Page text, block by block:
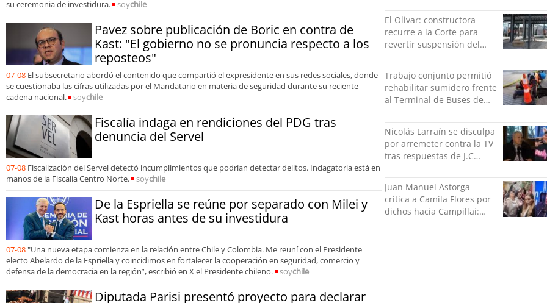
su ceremonia de investidura.
soychile
Pavez sobre publicación de Boric en contra de
Kast: "El gobierno no se pronuncia respecto a los
reposteos"
07-08 El subsecretario abordó el contenido que compartió el expresidente en sus redes sociales, donde
se cuestionaba las cifras utilizadas por el Mandatario en materia de seguridad durante su reciente
cadena nacional.
soychile
Fiscalía indaga en rendiciones del PDG tras
denuncia del Servel
07-08 Fiscalización del Servel detectó incumplimientos que podrían detectar delitos. Indagatoria está en
manos de la Fiscalía Centro Norte.
soychile
De la Espriella se reúne por separado con Milei y
Kast horas antes de su investidura
07-08 "Una nueva etapa comienza en la relación entre Chile y Colombia. Me reuní con el Presidente
electo Abelardo de la Espriella y coincidimos en fortalecer la cooperación en seguridad, comercio y
defensa de la democracia en la región”, escribió en X el Presidente chileno.
soychile
Diputada Parisi presentó proyecto para declarar
Ascenso
El Olivar: constructora
recurre a la Corte para
revertir suspensión del
Trabajo conjunto permitió
rehabilitar sumidero frente
al Terminal de Buses de
Nicolás Larraín se disculpa
por arremeter contra la TV
tras respuestas de J.C
Juan Manuel Astorga
critica a Camila Flores por
dichos hacia Campillai: